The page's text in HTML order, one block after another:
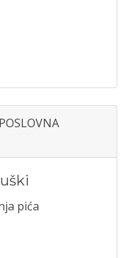
pića